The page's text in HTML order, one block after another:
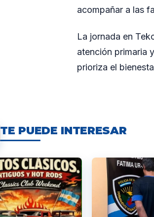
acompañar a las
La jornada en
atención primaria
prioriza el
TE PUEDE INTERESAR